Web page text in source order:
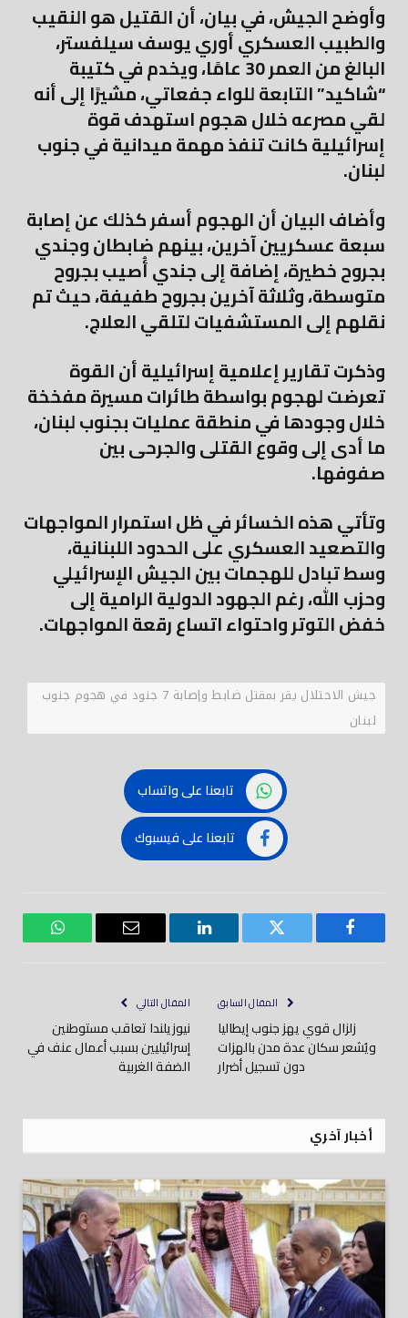
وأوضح الجيش، في بيان، أن القتيل هو النقيب
والطبيب العسكري أوري يوسف سيلفستر،
البالغ من العمر 30 عامًا، ويخدم في كتيبة
“شاكيد” التابعة للواء جفعاتي، مشيرًا إلى أنه
لقي مصرعه خلال هجوم استهدف قوة
إسرائيلية كانت تنفذ مهمة ميدانية في جنوب
لبنان.
وأضاف البيان أن الهجوم أسفر كذلك عن إصابة
سبعة عسكريين آخرين، بينهم ضابطان وجندي
بجروح خطيرة، إضافة إلى جندي أُصيب بجروح
متوسطة، وثلاثة آخرين بجروح طفيفة، حيث تم
نقلهم إلى المستشفيات لتلقي العلاج.
وذكرت تقارير إعلامية إسرائيلية أن القوة
تعرضت لهجوم بواسطة طائرات مسيرة مفخخة
خلال وجودها في منطقة عمليات بجنوب لبنان،
ما أدى إلى وقوع القتلى والجرحى بين
صفوفها.
وتأتي هذه الخسائر في ظل استمرار المواجهات
والتصعيد العسكري على الحدود اللبنانية،
وسط تبادل للهجمات بين الجيش الإسرائيلي
وحزب الله، رغم الجهود الدولية الرامية إلى
خفض التوتر واحتواء اتساع رقعة المواجهات.
جيش الاحتلال يقر بمقتل ضابط وإصابة 7 جنود في هجوم جنوب
لبنان
تابعنا على واتساب
تابعنا على فيسبوك
فيسبوك تويتر لينكدود
بريد
واتساب
المقال السابق
زلزال قوي يهز جنوب إيطاليا
ويُشعر سكان عدة مدن بالهزات
دون تسجيل أضرار
المقال التالي
نيوزيلندا تعاقب مستوطنين
إسرائيليين بسبب أعمال عنف في
الضفة الغربية
أخبار آخري